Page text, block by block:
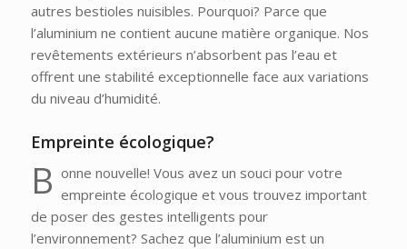
autres bestioles nuisibles. Pourquoi? Parce que
l’aluminium ne contient aucune matière organique. Nos
revêtements extérieurs n’absorbent pas l’eau et
offrent une stabilité exceptionnelle face aux variations
du niveau d’humidité.
Empreinte écologique?
B onne nouvelle! Vous avez un souci pour votre
empreinte écologique et vous trouvez important
de poser des gestes intelligents pour
l’environnement? Sachez que l’aluminium est un